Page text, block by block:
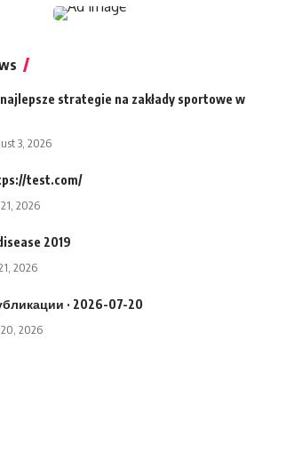
najlepsze strategie na zakłady sportowe w
3, 2026
test.com/
2026
2019
2026
· 2026-07-20
2026